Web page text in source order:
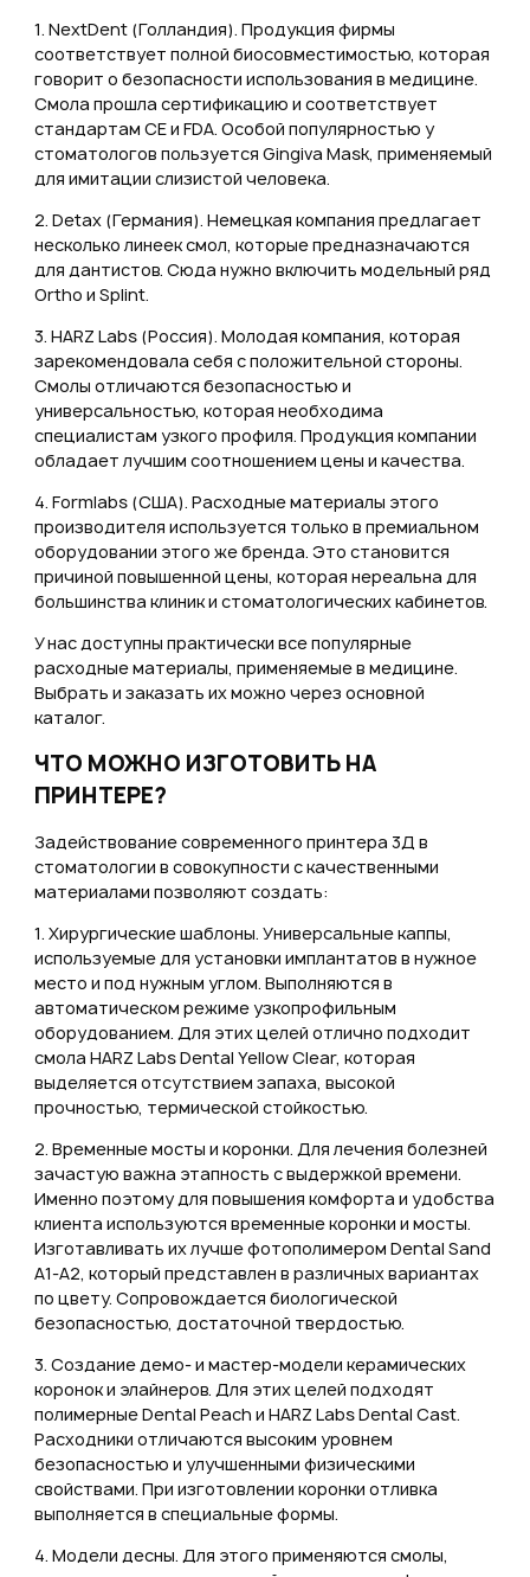
1. NextDent (Голландия). Продукция фирмы
соответствует полной биосовместимостью, которая
говорит о безопасности использования в медицине.
Смола прошла сертификацию и соответствует
стандартам CE и FDA. Особой популярностью у
стоматологов пользуется Gingiva Mask, применяемый
для имитации слизистой человека.
2. Detax (Германия). Немецкая компания предлагает
несколько линеек смол, которые предназначаются
для дантистов. Сюда нужно включить модельный ряд
Ortho и Splint.
3. HARZ Labs (Россия). Молодая компания, которая
зарекомендовала себя с положительной стороны.
Смолы отличаются безопасностью и
универсальностью, которая необходима
специалистам узкого профиля. Продукция компании
обладает лучшим соотношением цены и качества.
4. Formlabs (США). Расходные материалы этого
производителя используется только в премиальном
оборудовании этого же бренда. Это становится
причиной повышенной цены, которая нереальна для
большинства клиник и стоматологических кабинетов.
У нас доступны практически все популярные
расходные материалы, применяемые в медицине.
Выбрать и заказать их можно через основной
каталог.
ЧТО МОЖНО ИЗГОТОВИТЬ НА
ПРИНТЕРЕ?
Задействование современного принтера 3Д в
стоматологии в совокупности с качественными
материалами позволяют создать:
1. Хирургические шаблоны. Универсальные каппы,
используемые для установки имплантатов в нужное
место и под нужным углом. Выполняются в
автоматическом режиме узкопрофильным
оборудованием. Для этих целей отлично подходит
смола HARZ Labs Dental Yellow Clear, которая
выделяется отсутствием запаха, высокой
прочностью, термической стойкостью.
2. Временные мосты и коронки. Для лечения болезней
зачастую важна этапность с выдержкой времени.
Именно поэтому для повышения комфорта и удобства
клиента используются временные коронки и мосты.
Изготавливать их лучше фотополимером Dental Sand
A1-A2, который представлен в различных вариантах
по цвету. Сопровождается биологической
безопасностью, достаточной твердостью.
3. Создание демо- и мастер-модели керамических
коронок и элайнеров. Для этих целей подходят
полимерные Dental Peach и HARZ Labs Dental Cast.
Расходники отличаются высоким уровнем
безопасностью и улучшенными физическими
свойствами. При изготовлении коронки отливка
выполняется в специальные формы.
4. Модели десны. Для этого применяются смолы,